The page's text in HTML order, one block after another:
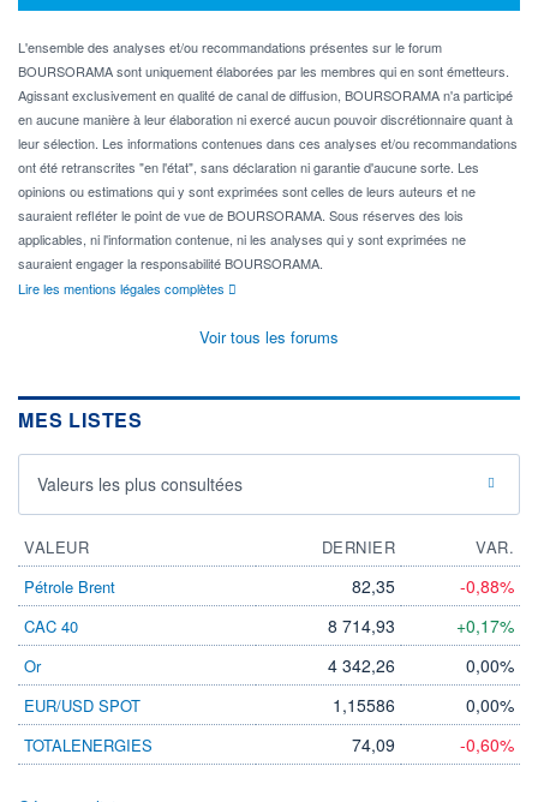
L'ensemble des analyses et/ou recommandations présentes sur le forum
BOURSORAMA sont uniquement élaborées par les membres qui en sont émetteurs.
Agissant exclusivement en qualité de canal de diffusion, BOURSORAMA n'a participé
en aucune manière à leur élaboration ni exercé aucun pouvoir discrétionnaire quant à
leur sélection. Les informations contenues dans ces analyses et/ou recommandations
ont été retranscrites "en l'état", sans déclaration ni garantie d'aucune sorte. Les
opinions ou estimations qui y sont exprimées sont celles de leurs auteurs et ne
sauraient refléter le point de vue de BOURSORAMA. Sous réserves des lois
applicables, ni l'information contenue, ni les analyses qui y sont exprimées ne
sauraient engager la responsabilité BOURSORAMA.
Lire les mentions légales complètes
Voir tous les forums
MES LISTES
Valeurs les plus consultées
VALEUR DERNIER
VAR.
Pétrole Brent
82,35 -0,88%
CAC 40 8 714,93 +0,17%
Or 4 342,26 0,00%
EUR/USD SPOT 1,15586 0,00%
TOTALENERGIES 74,09 -0,60%